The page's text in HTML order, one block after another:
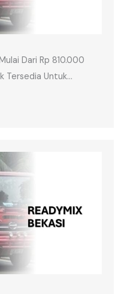
Dari Rp 810.000
Tersedia Untuk…